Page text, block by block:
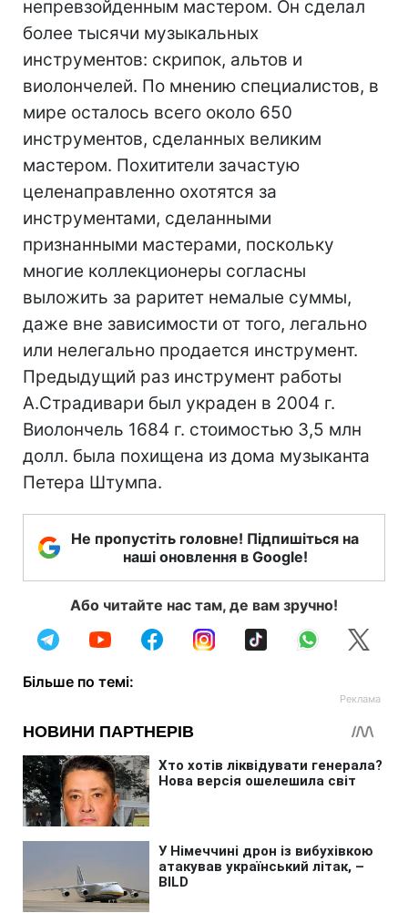
непревзойденным мастером. Он сделал
более тысячи музыкальных
инструментов: скрипок, альтов и
виолончелей. По мнению специалистов, в
мире осталось всего около 650
инструментов, сделанных великим
мастером. Похитители зачастую
целенаправленно охотятся за
инструментами, сделанными
признанными мастерами, поскольку
многие коллекционеры согласны
выложить за раритет немалые суммы,
даже вне зависимости от того, легально
или нелегально продается инструмент.
Предыдущий раз инструмент работы
А.Страдивари был украден в 2004 г.
Виолончель 1684 г. стоимостью 3,5 млн
долл. была похищена из дома музыканта
Петера Штумпа.
Не пропустіть головне! Підпишіться на
наші оновлення в Google!
Або читайте нас там, де вам зручно!
Більше по темі: